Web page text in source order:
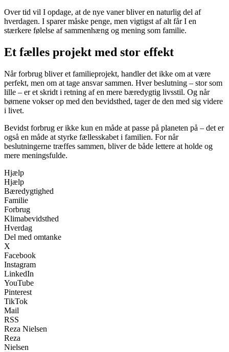
Over tid vil I opdage, at de nye vaner bliver en naturlig del af
hverdagen. I sparer måske penge, men vigtigst af alt får I en
stærkere følelse af sammenhæng og mening som familie.
Et fælles projekt med stor effekt
Når forbrug bliver et familieprojekt, handler det ikke om at være
perfekt, men om at tage ansvar sammen. Hver beslutning – stor som
lille – er et skridt i retning af en mere bæredygtig livsstil. Og når
børnene vokser op med den bevidsthed, tager de den med sig videre
i livet.
Bevidst forbrug er ikke kun en måde at passe på planeten på – det er
også en måde at styrke fællesskabet i familien. For når
beslutningerne træffes sammen, bliver de både lettere at holde og
mere meningsfulde.
Hjælp
Hjælp
Bæredygtighed
Familie
Forbrug
Klimabevidsthed
Hverdag
Del med omtanke
X
Facebook
Instagram
LinkedIn
YouTube
Pinterest
TikTok
Mail
RSS
Reza Nielsen
Reza
Nielsen